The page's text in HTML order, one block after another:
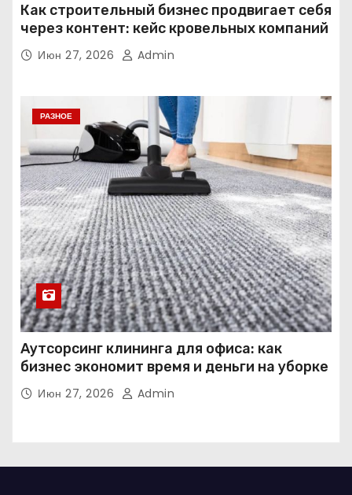
Как строительный бизнес продвигает себя
через контент: кейс кровельных компаний
Июн 27, 2026 Admin
РАЗНОЕ
Аутсорсинг клининга для офиса: как
бизнес экономит время и деньги на уборке
Июн 27, 2026 Admin